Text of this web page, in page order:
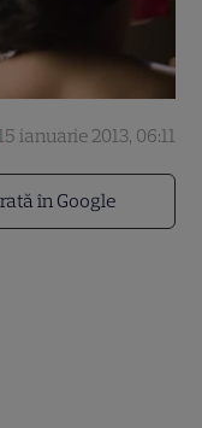
în Google
ianuarie 2013, 06:11